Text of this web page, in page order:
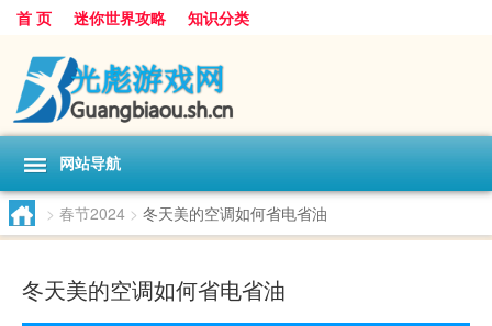
首 页 迷你世界攻略 知识分类
网站导航
> 春节2024 > 冬天美的空调如何省电省油
冬天美的空调如何省电省油